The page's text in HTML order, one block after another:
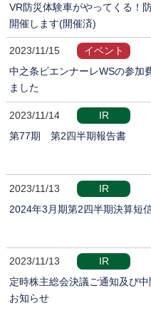
VR防災体験車がやってくる！
開催します(開催済)
2023/11/15
イベント
中之条ビエンナーレWSの参加
ました
2023/11/14
IR
第77期 第2四半期報告書
2023/11/13
IR
2024年3月期第2四半期決算短
2023/11/13
IR
定時株主総会決議ご通知及び
お知らせ